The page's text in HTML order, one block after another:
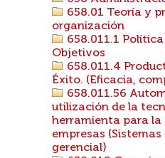
658.01 Teoría y
organización
658.011.1
Objetivos
658.011.4
Éxito. (Eficacia,
658.011.56
utilización de la
herramienta para
empresas
gerencial)